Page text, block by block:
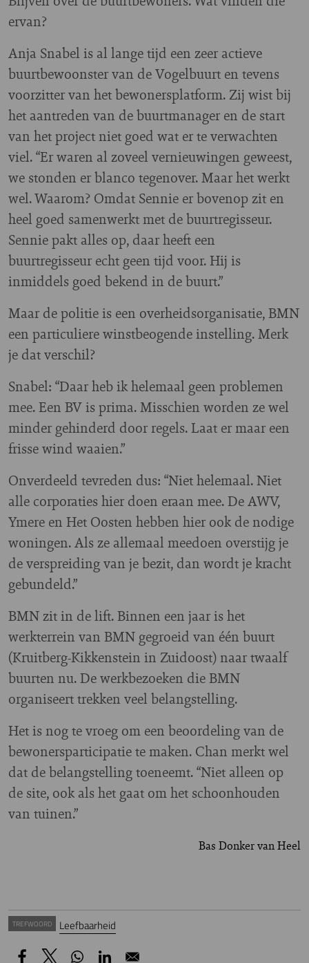
ervan?
Anja Snabel is al lange tijd een zeer actieve
buurtbewoonster van de Vogelbuurt en tevens
voorzitter van het bewonersplatform. Zij wist bij
het aantreden van de buurtmanager en de start
van het project niet goed wat er te verwachten
viel. “Er waren al zoveel vernieuwingen geweest,
we stonden er blanco tegenover. Maar het werkt
wel. Waarom? Omdat Sennie er bovenop zit en
heel goed samenwerkt met de buurtregisseur.
Sennie pakt alles op, daar heeft een
buurtregisseur echt geen tijd voor. Hij is
inmiddels goed bekend in de buurt.”
Maar de politie is een overheidsorganisatie, BMN
een particuliere winstbeogende instelling. Merk
je dat verschil?
Snabel: “Daar heb ik helemaal geen problemen
mee. Een BV is prima. Misschien worden ze wel
minder gehinderd door regels. Laat er maar een
frisse wind waaien.”
Onverdeeld tevreden dus: “Niet helemaal. Niet
alle corporaties hier doen eraan mee. De AWV,
Ymere en Het Oosten hebben hier ook de nodige
woningen. Als ze allemaal meedoen overstijg je
de verspreiding van je bezit, dan wordt je kracht
gebundeld.”
BMN zit in de lift. Binnen een jaar is het
werkterrein van BMN gegroeid van één buurt
(Kruitberg-Kikkenstein in Zuidoost) naar twaalf
buurten nu. De werkbezoeken die BMN
organiseert trekken veel belangstelling.
Het is nog te vroeg om een beoordeling van de
bewonersparticipatie te maken. Chan merkt wel
dat de belangstelling toeneemt. “Niet alleen op
de site, ook als het gaat om het schoonhouden
van tuinen.”
Bas Donker van Heel
TREFWOORD Leefbaarheid